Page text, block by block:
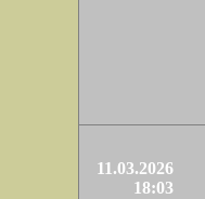
11.03.2026
18:03